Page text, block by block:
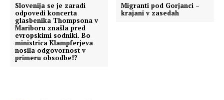
Slovenija se je zaradi
odpovedi koncerta
glasbenika Thompsona v
Mariboru znašla pred
evropskimi sodniki. Bo
ministrica Klampferjeva
nosila odgovornost v
primeru obsodbe!?
Migranti pod Gorjanci –
krajani v zasedah